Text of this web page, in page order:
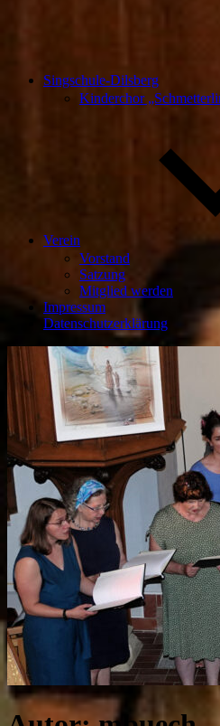
Singschule-Dilsberg
Kinderchor
Verein
Vorstand
Satzung
Mitglied werden
Impressum
Datenschutzerklärung